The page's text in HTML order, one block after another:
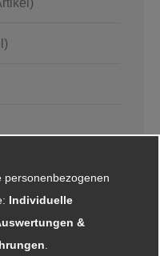
personenbezogenen
Individuelle
&